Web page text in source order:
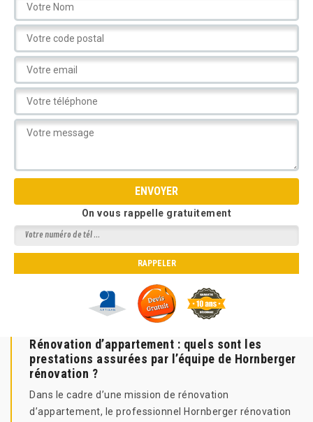
On vous rappelle gratuitement
Rénovation d’appartement : quels sont les
prestations assurées par l’équipe de Hornberger
rénovation ?
Dans le cadre d’une mission de rénovation
d’appartement, le professionnel Hornberger rénovation